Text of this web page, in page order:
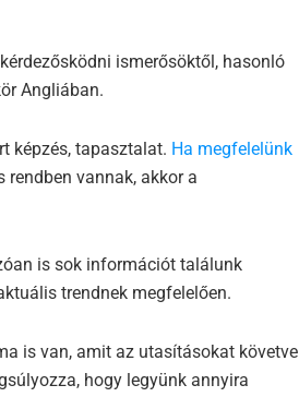
ismerősöktől, hasonló
Angliában.
képzés, tapasztalat. Ha megfelelünk
rendben vannak, akkor a
is sok információt találunk
trendnek megfelelően.
is van, amit az utasításokat követve
hogy legyünk annyira